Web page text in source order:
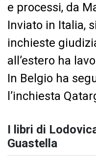
e processi, da
Inviato in Italia,
inchieste
all’estero ha
In Belgio ha
l’inchiesta
I libri di
Guastella